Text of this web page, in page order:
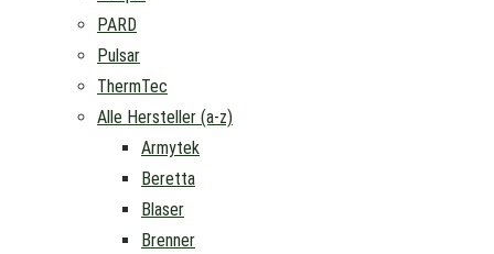
PARD
Pulsar
ThermTec
Alle Hersteller (a-z)
Armytek
Beretta
Blaser
Brenner